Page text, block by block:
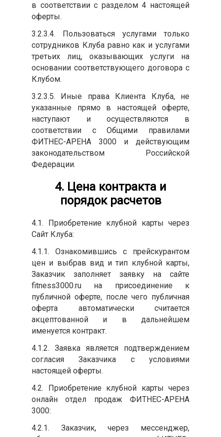
в соответствии с разделом 4 настоящей
оферты.
3.2.3.4. Пользоваться услугами только
сотрудников Клуба равно как и услугами
третьих лиц, оказывающих услуги на
основании соответствующего договора с
Клубом.
3.2.3.5. Иные права Клиента Клуба, не
указанные прямо в настоящей оферте,
наступают и осуществляются в
соответствии с Общими правилами
ФИТНЕС-АРЕНА 3000 и действующим
законодательством Российской
Федерации.
4. Цена контракта и
порядок расчетов
4.1. Приобретение клубной карты через
Сайт Клуба:
4.1.1. Ознакомившись с прейскурантом
цен и выбрав вид и тип клубной карты,
Заказчик заполняет заявку на сайте
fitness3000.ru на присоединение к
публичной оферте, после чего публичная
оферта автоматически считается
акцептованной и в дальнейшем
именуется контракт.
4.1.2. Заявка является подтверждением
согласия Заказчика с условиями
настоящей оферты.
4.2. Приобретение клубной карты через
онлайн отдел продаж ФИТНЕС-АРЕНА
3000:
4.2.1. Заказчик, через мессенджер,